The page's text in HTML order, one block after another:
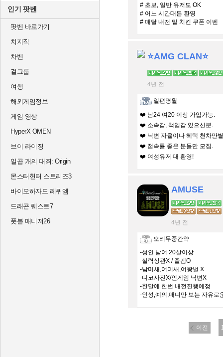
인기 팟벤
팟벤 바로가기
치지직
차벤
걸그룹
여행
해외게임정보
게임 영상
HyperX OMEN
브이 라이징
일곱 개의 대죄: Origin
몬스터헌터 스토리즈3
바이오하자드 레퀴엠
드래곤 퀘스트7
풋볼 매니저26
# 초보, 일반 유저도 OK
# 어느 시간대든 환영
# 매달 내전 밑 치킨 쿠폰 이벤
⭐️AMG CLAN⭐️
4년 전
일편명월
❤️ 남24 여20 이상 가입가능.
❤️ 소속감, 책임감 있으신분.
❤️ 닉변 자율이나 혜택 천차만별
❤️ 접속률 좋은 분들만 모집.
❤️ 여성유저 대 환영!
AMUSE
4년 전
오리무중간약
-성인 남여 20살이상
-실력상관X / 즐겜O
-남미새,여미새,여왕벌 X
-디코사진X/인게임 닉변X
-한달에 한번 내전진행예정
-인성,예의,매너만 보는 자유로
이전